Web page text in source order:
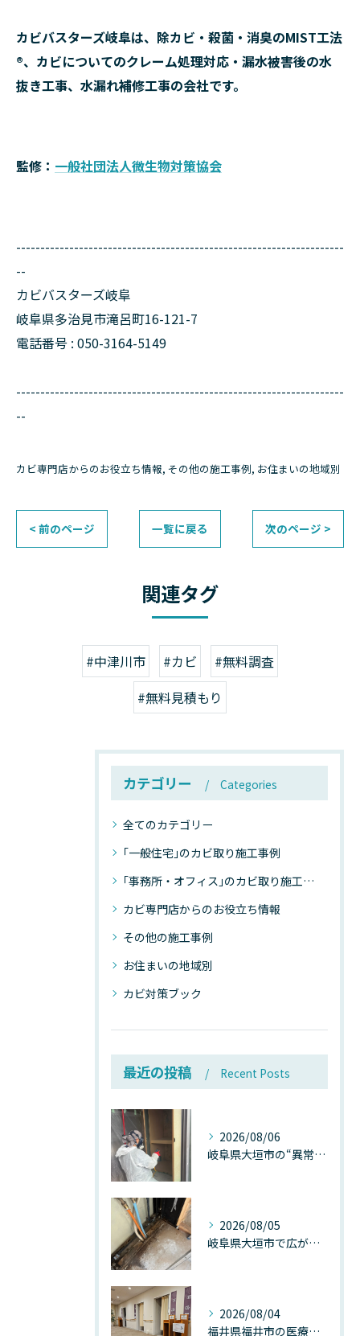
カビバスターズ岐阜は、除カビ・殺菌・消臭のMIST工法
®、カビについてのクレーム処理対応・漏水被害後の水
抜き工事、水漏れ補修工事の会社です。
監修： 一般社団法人微生物対策協会
--------------------------------------------------------------------
--
カビバスターズ岐阜
岐阜県多治見市滝呂町16-121-7
電話番号 : 050-3164-5149
--------------------------------------------------------------------
--
カビ専門店からのお役立ち情報 その他の施工事例 お住まいの地域別
< 前のページ 一覧に戻る 次のページ >
関連タグ
#中津川市 #カビ
#無料調査
#無料見積もり
カテゴリー Categories
全てのカテゴリー
｢一般住宅｣のカビ取り施工事例
｢事務所・オフィス｣のカビ取り施工事例
カビ専門店からのお役立ち情報
その他の施工事例
お住まいの地域別
カビ対策ブック
最近の投稿 Recent Posts
2026/08/06
岐阜県大垣市の“異常に高い気温”が建物内部を腐らせる──深層カビが爆発的に増える本当の理由
2026/08/05
岐阜県大垣市で広がる“深層カビ汚染”──なぜ除カビが必要なのか、建物内部で起きている見えない危機
2026/08/04
福井県福井市の医療施設で広がる“見えないカビ汚染”──なぜ除カビが必須なのか、その本質を徹底解説